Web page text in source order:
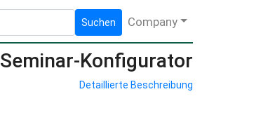
Suchen Company
Seminar-Konfigurator
Detaillierte Beschreibung